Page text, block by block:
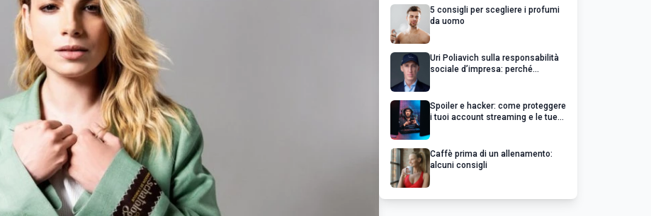
5 consigli per scegliere i profumi
da uomo
Uri Poliavich sulla responsabilità
sociale d’impresa: perché
Spoiler e hacker: come proteggere
i tuoi account streaming e le tue
Caffè prima di un allenamento:
alcuni consigli